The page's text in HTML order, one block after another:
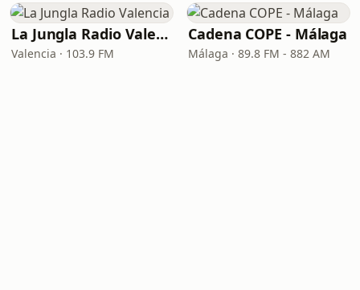
La Jungla Radio Valencia
Valencia · 103.9 FM
Cadena COPE - Málaga
Málaga · 89.8 FM - 882 AM